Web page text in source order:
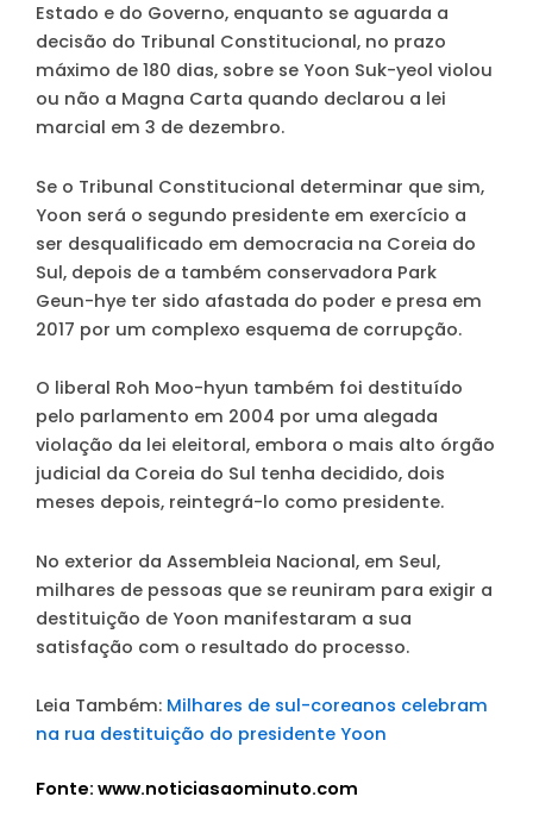
Estado e do Governo, enquanto se aguarda a
decisão do Tribunal Constitucional, no prazo
máximo de 180 dias, sobre se Yoon Suk-yeol violou
ou não a Magna Carta quando declarou a lei
marcial em 3 de dezembro.
Se o Tribunal Constitucional determinar que sim,
Yoon será o segundo presidente em exercício a
ser desqualificado em democracia na Coreia do
Sul, depois de a também conservadora Park
Geun-hye ter sido afastada do poder e presa em
2017 por um complexo esquema de corrupção.
O liberal Roh Moo-hyun também foi destituído
pelo parlamento em 2004 por uma alegada
violação da lei eleitoral, embora o mais alto órgão
judicial da Coreia do Sul tenha decidido, dois
meses depois, reintegrá-lo como presidente.
No exterior da Assembleia Nacional, em Seul,
milhares de pessoas que se reuniram para exigir a
destituição de Yoon manifestaram a sua
satisfação com o resultado do processo.
Leia Também: Milhares de sul-coreanos celebram
na rua destituição do presidente Yoon
Fonte: www.noticiasaominuto.com